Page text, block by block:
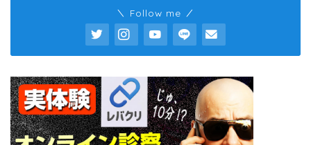
＼ Follow me ／